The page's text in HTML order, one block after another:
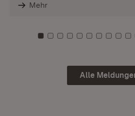
Mehr
Zu Kachel: 0
Zu Kachel: 1
Zu Kachel: 2
Zu Kachel: 3
Zu Kachel: 4
Zu Kachel:
ZuZuZu
Alle